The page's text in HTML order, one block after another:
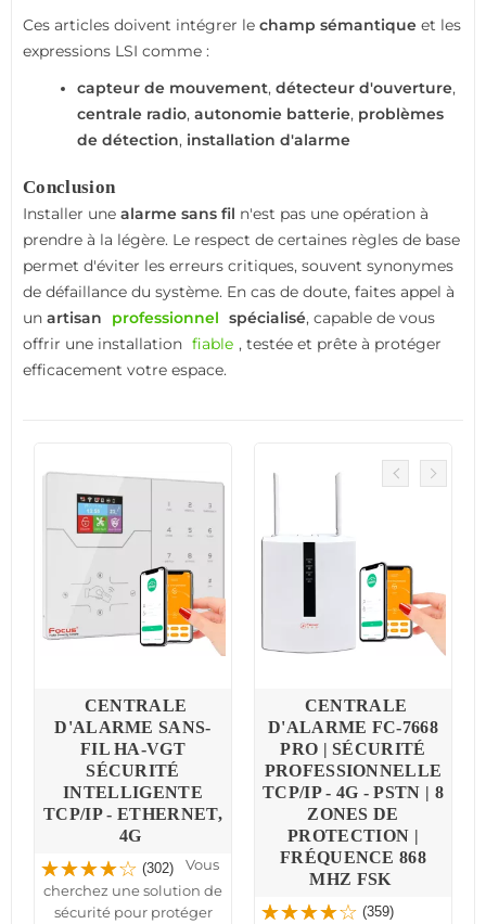
Ces articles doivent intégrer le champ sémantique et les
expressions LSI comme :
capteur de mouvement, détecteur d'ouverture,
centrale radio, autonomie batterie, problèmes
de détection, installation d'alarme
Conclusion
Installer une alarme sans fil n'est pas une opération à
prendre à la légère. Le respect de certaines règles de base
permet d'éviter les erreurs critiques, souvent synonymes
de défaillance du système. En cas de doute, faites appel à
un artisan professionnel spécialisé, capable de vous
offrir une installation fiable , testée et prête à protéger
efficacement votre espace.
CENTRALE
D'ALARME SANS-
FIL HA-VGT
SÉCURITÉ
INTELLIGENTE
TCP/IP - ETHERNET,
4G
(302)
Vous
cherchez une solution de
sécurité pour protéger
CENTRALE
D'ALARME FC-7668
PRO | SÉCURITÉ
PROFESSIONNELLE
TCP/IP - 4G - PSTN | 8
ZONES DE
PROTECTION |
FRÉQUENCE 868
MHZ FSK
(359)